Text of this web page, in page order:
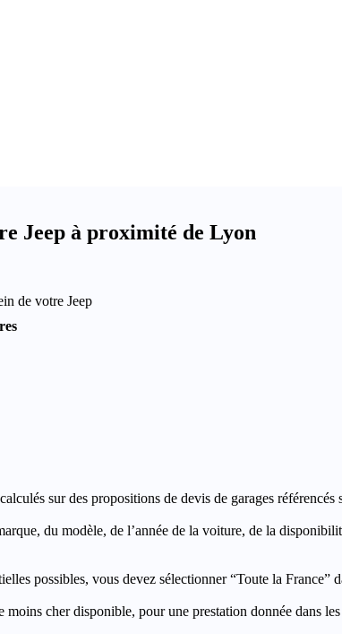
Jeep à proximité de Lyon
de votre Jeep
sur des propositions de devis de garages
du modèle, de l’année de la voiture, de la
possibles, vous devez sélectionner “Toute la France”
cher disponible, pour une prestation donnée dans les